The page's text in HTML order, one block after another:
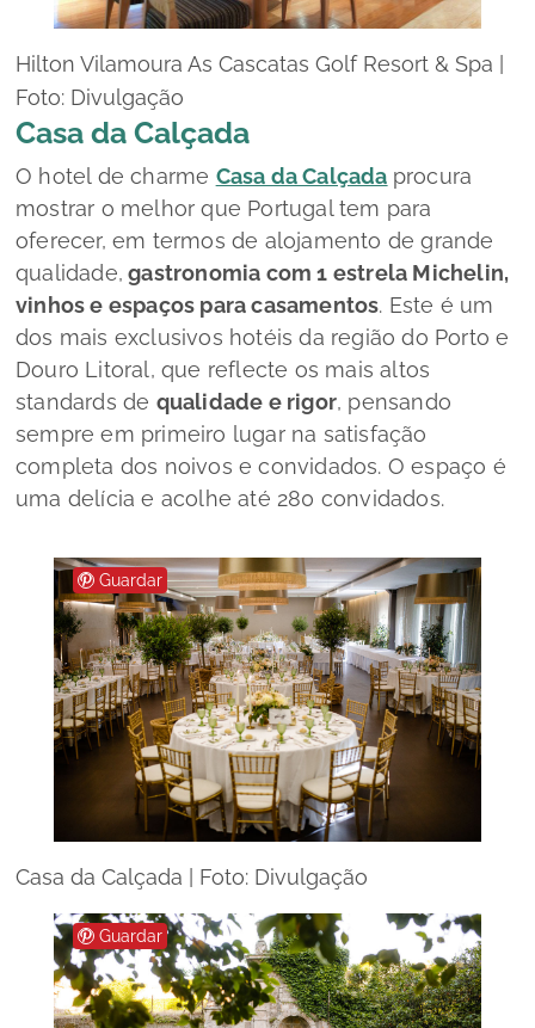
Hilton Vilamoura As Cascatas Golf Resort & Spa |
Foto: Divulgação
Casa da Calçada
O hotel de charme Casa da Calçada procura
mostrar o melhor que Portugal tem para
oferecer, em termos de alojamento de grande
qualidade, gastronomia com 1 estrela Michelin,
vinhos e espaços para casamentos. Este é um
dos mais exclusivos hotéis da região do Porto e
Douro Litoral, que reflecte os mais altos
standards de qualidade e rigor, pensando
sempre em primeiro lugar na satisfação
completa dos noivos e convidados. O espaço é
uma delícia e acolhe até 280 convidados.
Guardar
Casa da Calçada | Foto: Divulgação
Guardar